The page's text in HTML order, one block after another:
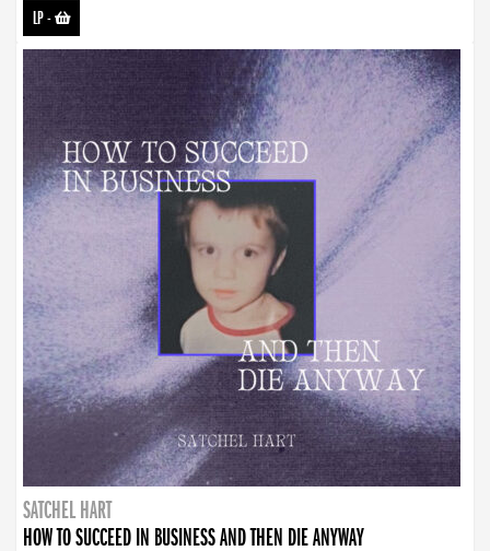
LP-
SATCHEL HART
HOW TO SUCCEED IN BUSINESS AND THEN DIE ANYWAY